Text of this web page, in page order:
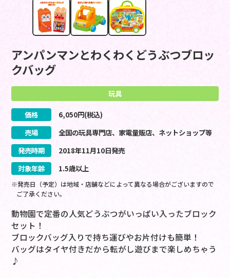
アンパンマンとわくわくどうぶつブロッ
クバッグ
玩具
価格 6,050円(税込)
売場
全国の玩具専門店、家電量販店、ネットショップ等
発売時期
2018年11月10日発売
対象年齢
1.5歳以上
※発売日（予定）は地域・店舗などによって異なる場合がございますので
ご了承ください。
動物園で定番の人気どうぶつがいっぱい入ったブロック
セット！
ブロックバッグ入りで持ち運びやお片付けも簡単！
バッグはタイヤ付きだから転がし遊びまで楽しめちゃう
♪